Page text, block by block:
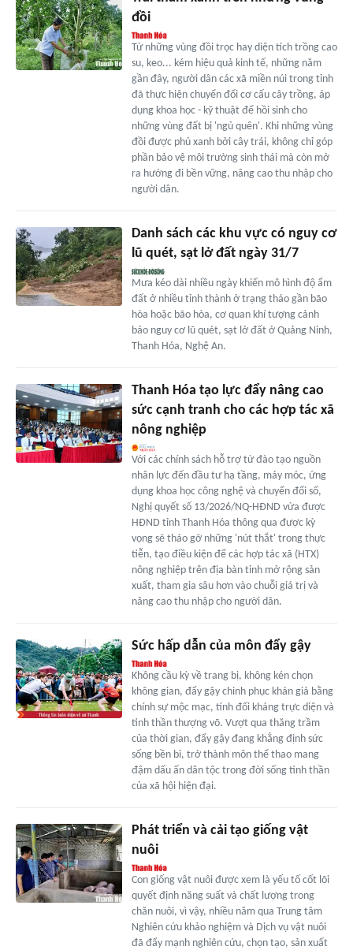
đồi
Từ những vùng đồi trọc hay diện tích trồng cao
su, keo... kém hiệu quả kinh tế, những năm
gần đây, người dân các xã miền núi trong tỉnh
đã thực hiện chuyển đổi cơ cấu cây trồng, áp
dụng khoa học - kỹ thuật để hồi sinh cho
những vùng đất bị 'ngủ quên'. Khi những vùng
đồi được phủ xanh bởi cây trái, không chỉ góp
phần bảo vệ môi trường sinh thái mà còn mở
ra hướng đi bền vững, nâng cao thu nhập cho
người dân.
Danh sách các khu vực có nguy cơ
lũ quét, sạt lở đất ngày 31/7
Mưa kéo dài nhiều ngày khiến mô hình độ ẩm
đất ở nhiều tỉnh thành ở trạng tháo gần bão
hòa hoặc bão hòa, cơ quan khí tượng cảnh
báo nguy cơ lũ quét, sạt lở đất ở Quảng Ninh,
Thanh Hóa, Nghệ An.
Thanh Hóa tạo lực đẩy nâng cao
sức cạnh tranh cho các hợp tác xã
nông nghiệp
Với các chính sách hỗ trợ từ đào tạo nguồn
nhân lực đến đầu tư hạ tầng, máy móc, ứng
dụng khoa học công nghệ và chuyển đổi số,
Nghị quyết số 13/2026/NQ-HĐND vừa được
HĐND tỉnh Thanh Hóa thông qua được kỳ
vọng sẽ tháo gỡ những 'nút thắt' trong thực
tiễn, tạo điều kiện để các hợp tác xã (HTX)
nông nghiệp trên địa bàn tỉnh mở rộng sản
xuất, tham gia sâu hơn vào chuỗi giá trị và
nâng cao thu nhập cho người dân.
Sức hấp dẫn của môn đẩy gậy
Không cầu kỳ về trang bị, không kén chọn
không gian, đẩy gậy chinh phục khán giả bằng
chính sự mộc mạc, tính đối kháng trực diện và
tinh thần thượng võ. Vượt qua thăng trầm
của thời gian, đẩy gậy đang khẳng định sức
sống bền bỉ, trở thành môn thể thao mang
đậm dấu ấn dân tộc trong đời sống tinh thần
của xã hội hiện đại.
Phát triển và cải tạo giống vật
nuôi
Con giống vật nuôi được xem là yếu tố cốt lõi
quyết định năng suất và chất lượng trong
chăn nuôi, vì vậy, nhiều năm qua Trung tâm
Nghiên cứu khảo nghiệm và Dịch vụ vật nuôi
đã đẩy mạnh nghiên cứu, chọn tạo, sản xuất